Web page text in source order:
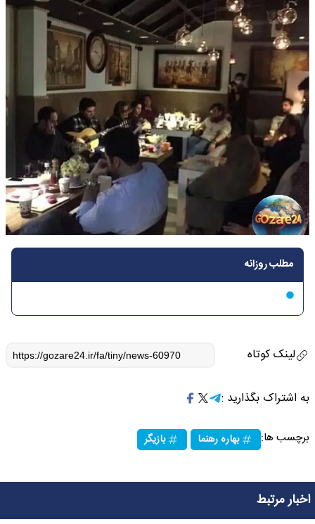
مطلب روزانه
لینک کوتاه
به اشتراک بگذارید :
برچسب ها: بهاره رهنما بازیگر
اخبار مرتبط